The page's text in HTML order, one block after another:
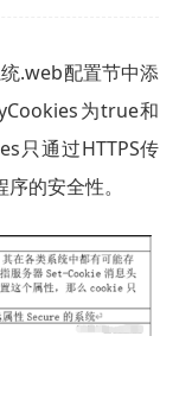
.web配置节中添
为true和
只通过HTTPS传
的安全性。